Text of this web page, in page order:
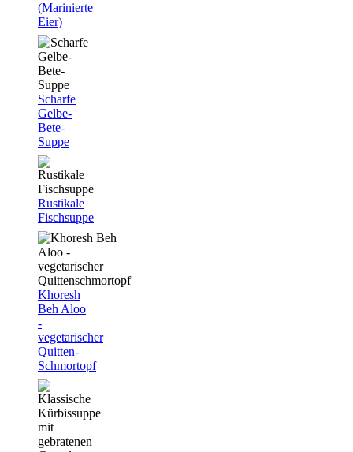
(Marinierte
Eier)
Scharfe
Gelbe-
Bete-
Suppe
Rustikale
Fischsuppe
Khoresh
Beh Aloo
-
vegetarischer
Quitten-
Schmortopf